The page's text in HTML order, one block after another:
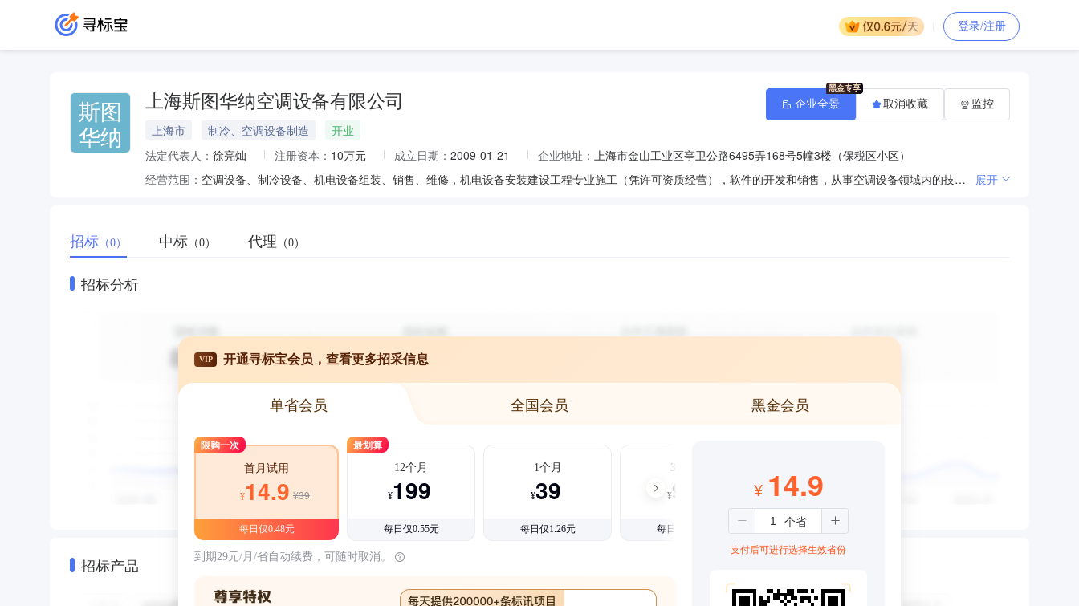
登录/注册
斯图
华纳
上海斯图华纳空调设备有限公司
上海市 制冷、空调设备制造
开业
法定代表人： 徐亮灿 注册资本： 10万元 成立日期： 2009-01-21 企业地址： 上海市金山工业区亭卫公路6495弄168号5幢3楼（保税区小区）
经营范围：
空调设备、制冷设备、机电设备组装、销售、维修，机电设备安装建设工程专业施工（凭许可资质经营），软件的开发和销售，从事空调设备领域内的技术开发、技术转让、技术咨询、技术服务，从事货物及技术的进出口业务。 【依法须经批准的项目，经相关部门批准后方可开展经营活动】 展开
企业全景 取消收藏 监控
招标 （0） 中标 （0） 代理 （0）
招标分析
招标产品
VIP 开通寻标宝会员，查看更多招采信息
单省会员 全国会员 黑金会员
限购一次
首月试用
¥14.9 ¥39
每日仅0.48元
最划算
12个月
¥199
每日仅0.55元
1个月
¥39
每日仅1.26元
3个月
¥99
每日仅1.08元
到期29元/月/省自动续费，可随时取消。
¥ 14.9
支付后可进行选择生效省份